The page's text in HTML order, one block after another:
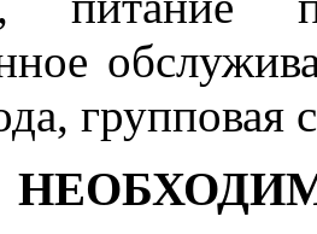
групповая